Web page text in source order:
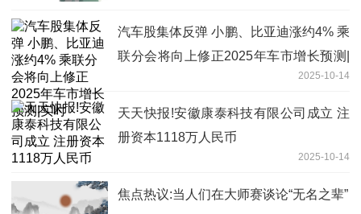
汽车股集体反弹 小鹏、比亚迪涨约4% 乘
联分会将向上修正2025年车市增长预测|
2025-10-14
天天快报!安徽康泰科技有限公司成立 注
册资本1118万人民币
2025-10-14
焦点热议:当人们在大师赛谈论“无名之辈”